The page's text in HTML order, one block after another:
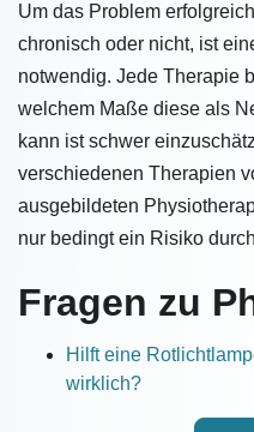
Um das Problem
chronisch oder nicht, ist
notwendig. Jede Therapie
welchem Maße diese als
kann ist schwer
verschiedenen Therapien
ausgebildeten
nur bedingt ein Risiko
Fragen zu
Hilft eine
wirklich?